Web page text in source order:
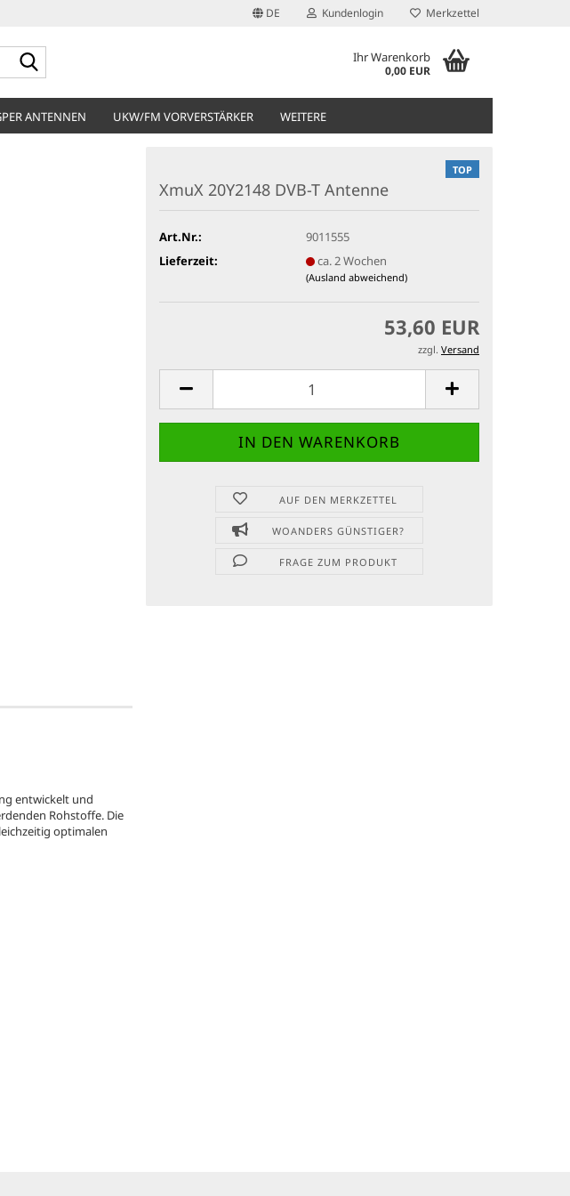
DE Kundenlogin Merkzettel
Ihr Warenkorb
0,00 EUR
ANTENNEN UKW/FM VORVERSTÄRKER WEITERE
TOP
XmuX 20Y2148 DVB-T Antenne
Art.Nr.:
9011555
Lieferzeit:
ca. 2 Wochen
(Ausland abweichend)
53,60 EUR
zzgl. Versand
AUF DEN MERKZETTEL
WOANDERS GÜNSTIGER?
FRAGE ZUM PRODUKT
entwickelt und
Rohstoffe. Die
optimalen